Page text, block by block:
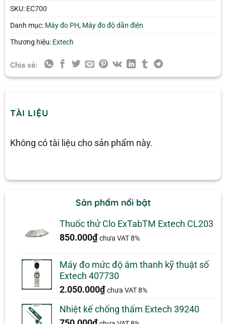
SKU: EC700
Danh mục: Máy đo PH, Máy đo độ dẫn điện
Thương hiệu: Extech
Chia sẻ:
TÀI LIỆU
Không có tài liệu cho sản phẩm này.
Sản phẩm nổi bật
Thuốc thử Clo ExTabTM Extech CL203
850.000₫ chưa VAT 8%
Máy đo mức độ âm thanh kỹ thuật số
Extech 407730
2.050.000₫ chưa VAT 8%
Nhiệt kế chống thấm Extech 39240